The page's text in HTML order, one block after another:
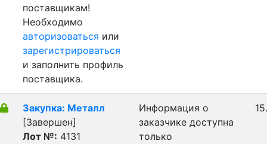
поставщикам!
Необходимо
авторизоваться или
зарегистрироваться
и заполнить профиль
поставщика.
Закупка: Металл
[Завершен]
Лот №: 4131
Информация о
заказчике доступна
только